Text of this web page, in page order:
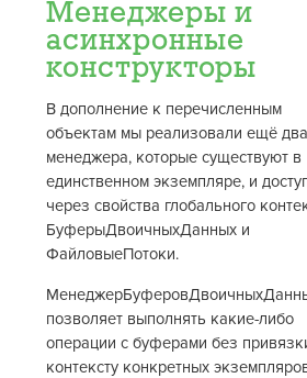
Менеджеры и
асинхронные
конструкторы
В дополнение к перечисленным
объектам мы реализовали ещё два
менеджера, которые существуют в
единственном экземпляре, и
через свойства глобального
БуферыДвоичныхДанных и
ФайловыеПотоки.
позволяет выполнять какие-либо
операции с буферами без
контексту конкретных